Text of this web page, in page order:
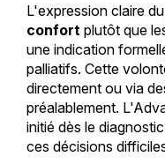
L'expression claire
confort plutôt que
une indication
palliatifs. Cette
directement ou via
préalablement.
initié dès le
ces décisions